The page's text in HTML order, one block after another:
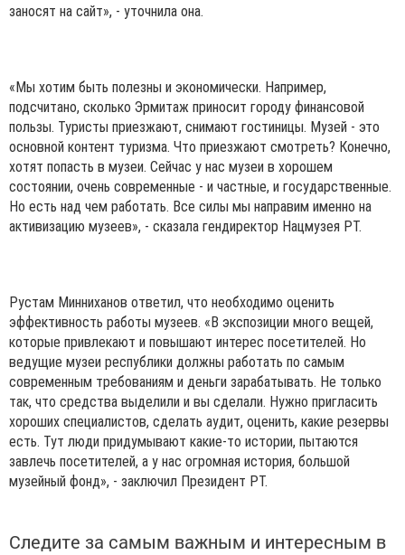
заносят на сайт», - уточнила она.
«Мы хотим быть полезны и экономически. Например,
подсчитано, сколько Эрмитаж приносит городу финансовой
пользы. Туристы приезжают, снимают гостиницы. Музей - это
основной контент туризма. Что приезжают смотреть? Конечно,
хотят попасть в музеи. Сейчас у нас музеи в хорошем
состоянии, очень современные - и частные, и государственные.
Но есть над чем работать. Все силы мы направим именно на
активизацию музеев», - сказала гендиректор Нацмузея РТ.
Рустам Минниханов ответил, что необходимо оценить
эффективность работы музеев. «В экспозиции много вещей,
которые привлекают и повышают интерес посетителей. Но
ведущие музеи республики должны работать по самым
современным требованиям и деньги зарабатывать. Не только
так, что средства выделили и вы сделали. Нужно пригласить
хороших специалистов, сделать аудит, оценить, какие резервы
есть. Тут люди придумывают какие-то истории, пытаются
завлечь посетителей, а у нас огромная история, большой
музейный фонд», - заключил Президент РТ.
Следите за самым важным и интересным в